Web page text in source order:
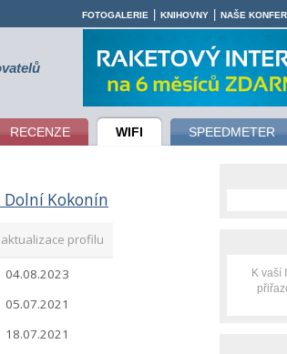
RECENZE WIFI SPEEDMETER
FOTOGALERIE KNIHOVNY NAŠE
Dolní Kokonín
aktualizace profilu
04.08.2023
05.07.2021
18.07.2021
K vaší